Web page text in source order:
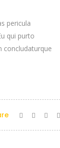
pericula
qui purto
concludaturque